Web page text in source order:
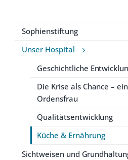
Sophienstiftung
Unser Hospital
Geschichtliche
Die Krise als Chance –
Ordensfrau
Qualitätsentwicklung
Küche & Ernährung
Sichtweisen und